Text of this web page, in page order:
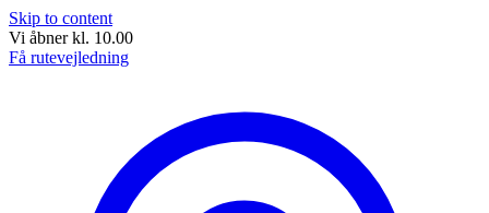
Skip to content
Vi åbner kl. 10.00
Få rutevejledning